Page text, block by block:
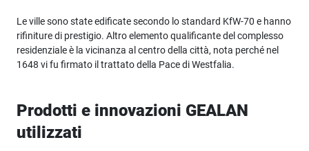
Le ville sono state edificate secondo lo standard KfW-70 e hanno
rifiniture di prestigio. Altro elemento qualificante del complesso
residenziale è la vicinanza al centro della città, nota perché nel
1648 vi fu firmato il trattato della Pace di Westfalia.
Prodotti e innovazioni GEALAN
utilizzati